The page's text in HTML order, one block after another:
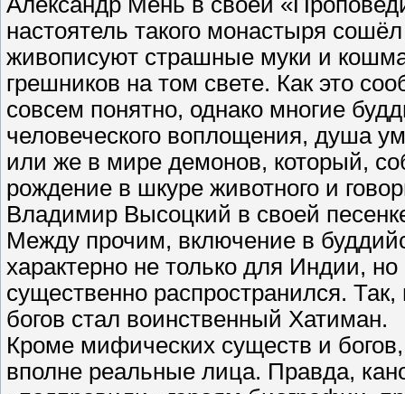
настоятель такого монастыря
живописуют страшные муки и
грешников на том свете. Как это
совсем понятно, однако многие
человеческого воплощения, душа
или же в мире демонов, который,
рождение в шкуре животного и
Владимир Высоцкий в своей
Между прочим, включение в
характерно не только для Индии,
существенно распространился.
богов стал воинственный Хатиман.
Кроме мифических существ и
вполне реальные лица. Правда,